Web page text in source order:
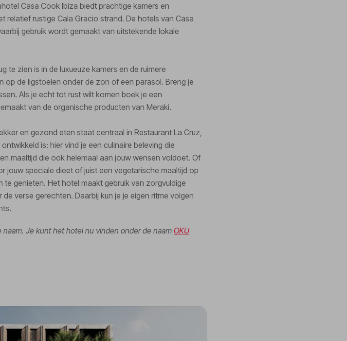
Casa Cook Ibiza biedt prachtige kamers en
relatief rustige Cala Gracio strand. De hotels van Casa
gebruik wordt gemaakt van uitstekende lokale
te zien is in de luxueuze kamers en de ruimere
op de ligstoelen onder de zon of een parasol. Breng je
Als je echt tot rust wilt komen boek je een
van de organische producten van Meraki.
en gezond eten staat centraal in Restaurant La Cruz,
is: hier vind je een culinaire beleving die
maaltijd die ook helemaal aan jouw wensen voldoet. Of
jouw speciale dieet of juist een vegetarische maaltijd op
te genieten. Het hotel maakt gebruik van zorgvuldige
verse gerechten. Daarbij kun je je eigen ritme volgen
naam. Je kunt het hotel nu vinden onder de naam OKU